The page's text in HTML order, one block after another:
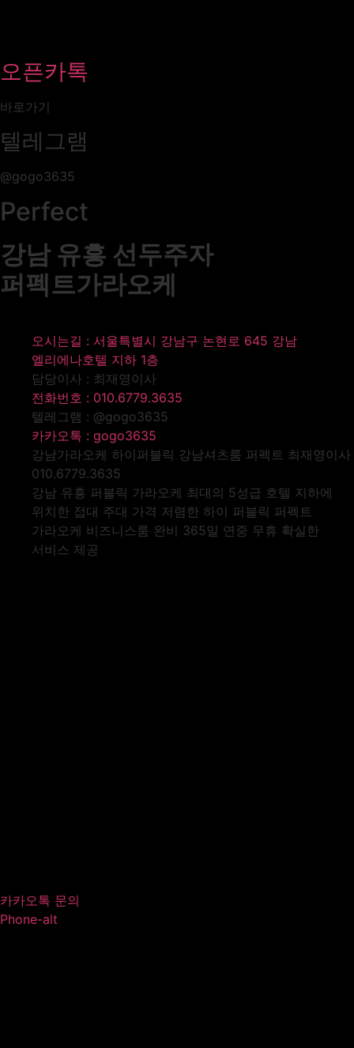
오픈카톡
바로가기
텔레그램
@gogo3635
Perfect
강남 유흥 선두주자
퍼펙트가라오케
오시는길 : 서울특별시 강남구 논현로 645 강남
엘리에나호텔 지하 1층
담당이사 : 최재영이사
전화번호 : 010.6779.3635
텔레그램 : @gogo3635
카카오톡 : gogo3635
강남가라오케 하이퍼블릭 강남셔츠룸 퍼펙트 최재영이사
010.6779.3635
강남 유흥 퍼블릭 가라오케 최대의 5성급 호텔 지하에
위치한 접대 주대 가격 저렴한 하이 퍼블릭 퍼펙트
가라오케 비즈니스룸 완비 365일 연중 무휴 확실한
서비스 제공
카카오톡 문의
Phone-alt